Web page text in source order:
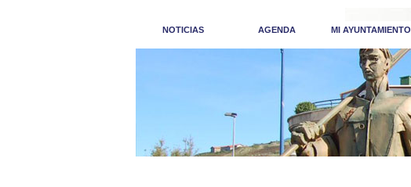
NOTICIAS AGENDA MI AYUNTAMIENTO